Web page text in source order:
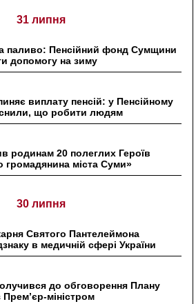
31 липня
паливо: Пенсійний фонд Сумщини
допомогу на зиму
виплату пенсій: у Пенсійному
що робити людям
родинам 20 полеглих Героїв
громадянина міста Суми»
30 липня
Святого Пантелеймона
в медичній сфері України
до обговорення Плану
міністром